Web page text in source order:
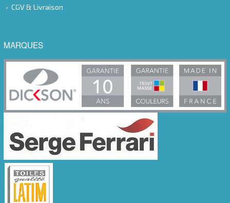
CGV & Livraison
MARQUES